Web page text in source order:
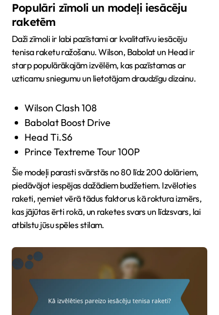
Populāri zīmoli un modeļi iesācēju
raketēm
Daži zīmoli ir labi pazīstami ar kvalitatīvu iesācēju
tenisa raketu ražošanu. Wilson, Babolat un Head ir
starp populārākajām izvēlēm, kas pazīstamas ar
uzticamu sniegumu un lietotājam draudzīgu dizainu.
Wilson Clash 108
Babolat Boost Drive
Head Ti.S6
Prince Textreme Tour 100P
Šie modeļi parasti svārstās no 80 līdz 200 dolāriem,
piedāvājot iespējas dažādiem budžetiem. Izvēloties
raketi, ņemiet vērā tādus faktorus kā roktura izmērs,
kas jājūtas ērti rokā, un raketes svars un līdzsvars, lai
atbilstu jūsu spēles stilam.